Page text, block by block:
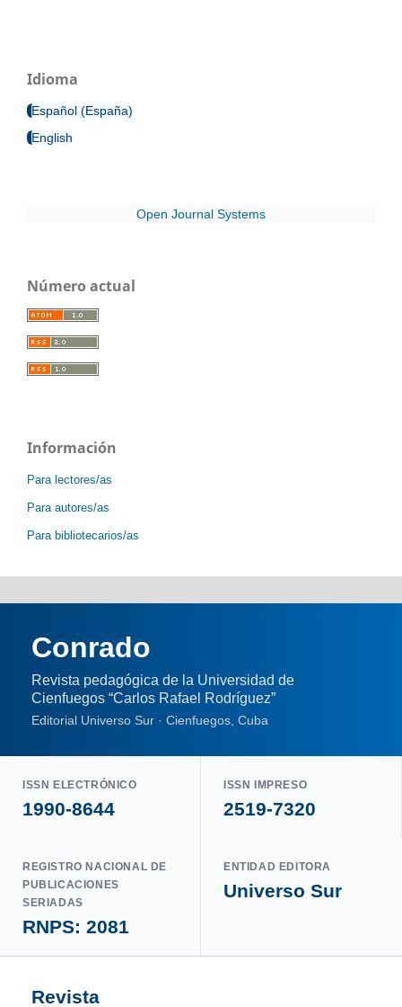
Idioma
Español (España)
English
Open Journal Systems
Número actual
Información
Para lectores/as
Para autores/as
Para bibliotecarios/as
Conrado
Revista pedagógica de la Universidad de
Cienfuegos “Carlos Rafael Rodríguez”
Editorial Universo Sur · Cienfuegos, Cuba
ISSN ELECTRÓNICO
1990-8644
ISSN IMPRESO
2519-7320
REGISTRO NACIONAL DE
PUBLICACIONES
SERIADAS
RNPS: 2081
ENTIDAD EDITORA
Universo Sur
Revista